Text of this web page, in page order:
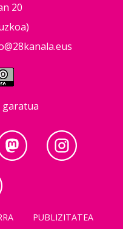
20
garatua
PUBLIZITATEA